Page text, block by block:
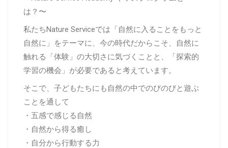
は？〜
私たちNature Serviceでは「自然に入ることをもっと
自然に」をテーマに、今の時代だからこそ、自然に
触れる「体験」の大切さに気づくことと、「探索的
学習の機会」が必要であると考えています。
そこで、子どもたちにも自然の中でのびのびと遊ぶ
ことを通して
・五感で感じる自然
・自然から得る癒し
・自分から行動する力